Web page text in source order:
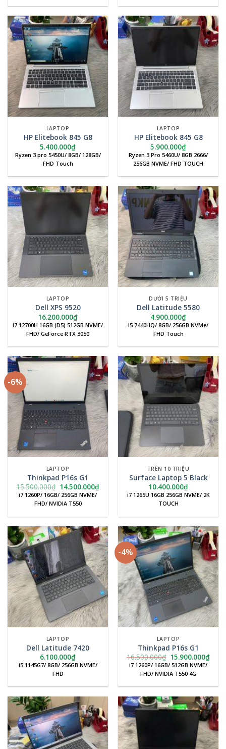
LAPTOP
HP Elitebook 845 G8
5.400.000₫
Ryzen 3 pro 5450U/ 8GB/ 128GB/
FHD Touch
LAPTOP
HP Elitebook 845 G8
5.900.000₫
Ryzen 3 Pro 5460U/ 8GB 2666/
256GB NVME/ FHD TOUCH
LAPTOP
Dell XPS 9520
16.200.000₫
i7 12700H 16GB (D5) 512GB NVME/
FHD/ GeForce RTX 3050
DƯỚI 5 TRIỆU
Dell Latitude 5580
4.900.000₫
i5 7440HQ/ 8GB/ 256GB NVMe/
FHD Touch
-6%
LAPTOP
Thinkpad P16s G1
15.500.000₫ Giá
gốc
là:
15.500.000₫.
14.500.000₫Giá
i7 1260P/ 16GB/ 256GB NVME/
FHD/ NVIDIA T550
TRÊN 10 TRIỆU
Surface Laptop 5 Black
10.400.000₫
i7 1265U 16GB 256GB NVME/ 2K
TOUCH
LAPTOP
Dell Latitude 7420
6.100.000₫
i5 1145G7/ 8GB/ 256GB NVME/
FHD
-4%
LAPTOP
Thinkpad P16s G1
16.500.000₫ Giá
gốc
là:
16.500.000₫.
15.900.000₫Giá
i7 1260P/ 16GB/ 512GB NVME/
FHD/ NVIDIA T550 4G